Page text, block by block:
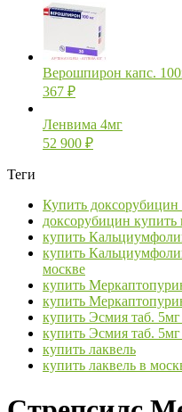
Верошпирон капс.
367 ₽
Ленвима 4мг
52 900 ₽
Теги
Купить доксорубицин
доксорубицин купить
купить
купить
москве
купить
купить
купить Эсмия таб.
купить Эсмия таб.
купить лаквель
купить лаквель в